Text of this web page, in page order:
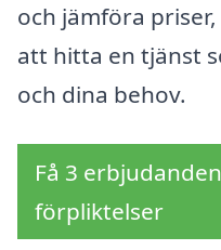
och jämföra
att hitta en tjänst
och dina behov.
Få 3
förpliktelser